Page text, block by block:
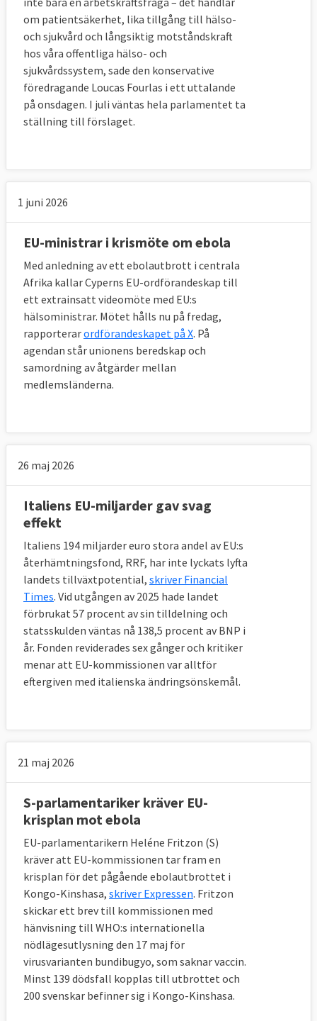
om patientsäkerhet, lika tillgång till hälso-
och sjukvård och långsiktig motståndskraft
hos våra offentliga hälso- och
sjukvårdssystem, sade den konservative
föredragande Loucas Fourlas i ett uttalande
på onsdagen. I juli väntas hela parlamentet ta
ställning till förslaget.
1 juni 2026
EU-ministrar i krismöte om ebola
Med anledning av ett ebolautbrott i centrala
Afrika kallar Cyperns EU-ordförandeskap till
ett extrainsatt videomöte med EU:s
hälsoministrar. Mötet hålls nu på fredag,
rapporterarordförandeskapet på X. På
agendan står unionens beredskap och
samordning av åtgärder mellan
medlemsländerna.
26 maj 2026
Italiens EU-miljarder gav svag
effekt
Italiens 194 miljarder euro stora andel av EU:s
återhämtningsfond, RRF, har inte lyckats lyfta
landets tillväxtpotential, skriver Financial
Times. Vid utgången av 2025 hade landet
förbrukat 57 procent av sin tilldelning och
statsskulden väntas nå 138,5 procent av BNP i
år. Fonden reviderades sex gånger och kritiker
menar att EU-kommissionen var alltför
eftergiven med italienska ändringsönskemål.
21 maj 2026
S-parlamentariker kräver EU-
krisplan mot ebola
EU-parlamentarikern Heléne Fritzon (S)
kräver att EU-kommissionen tar fram en
krisplan för det pågående ebolautbrottet i
Kongo-Kinshasa, skriver Expressen. Fritzon
skickar ett brev till kommissionen med
hänvisning till WHO:s internationella
nödlägesutlysning den 17 maj för
virusvarianten bundibugyo, som saknar vaccin.
Minst 139 dödsfall kopplas till utbrottet och
200 svenskar befinner sig i Kongo-Kinshasa.